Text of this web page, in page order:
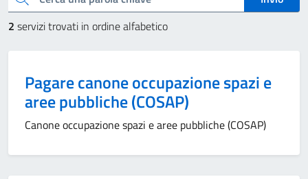
2 servizi trovati in ordine alfabetico
Pagare canone occupazione spazi e
aree pubbliche (COSAP)
Canone occupazione spazi e aree pubbliche (COSAP)